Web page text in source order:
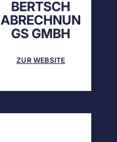
BERTSCH
ABRECHNUN
GS GMBH
ZUR WEBSITE